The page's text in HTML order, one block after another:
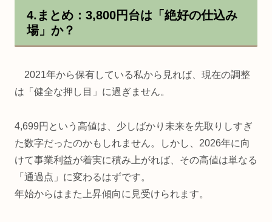
4.まとめ：3,800円台は「絶好の仕込み
場」か？
2021年から保有している私から見れば、現在の調整
は「健全な押し目」に過ぎません。
4,699円という高値は、少しばかり未来を先取りしすぎ
た数字だったのかもしれません。しかし、2026年に向
けて事業利益が着実に積み上がれば、その高値は単なる
「通過点」に変わるはずです。
年始からはまた上昇傾向に見受けられます。